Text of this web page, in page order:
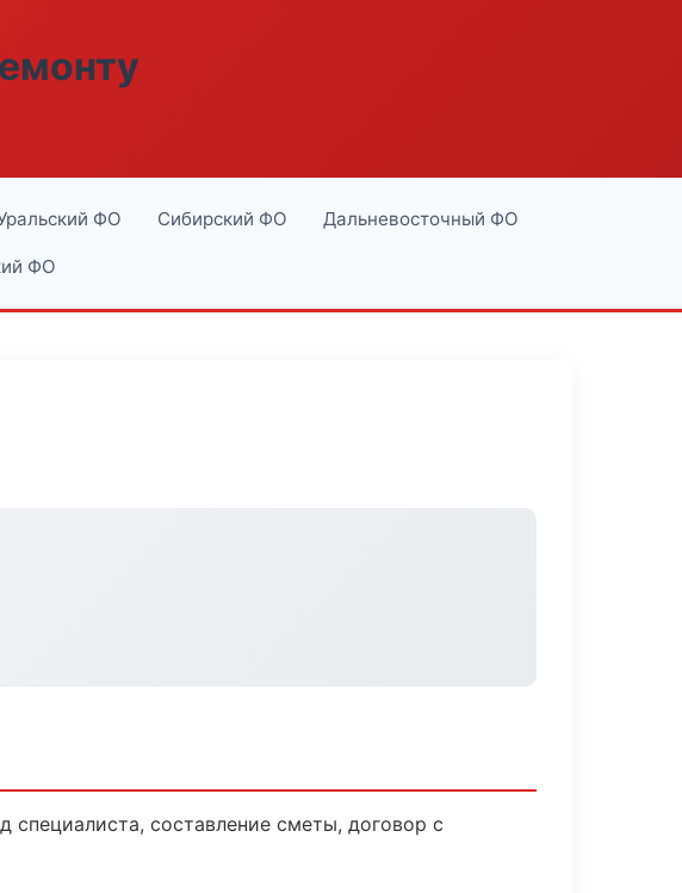
ФО Сибирский ФО Дальневосточный ФО
ФО
составление сметы, договор с